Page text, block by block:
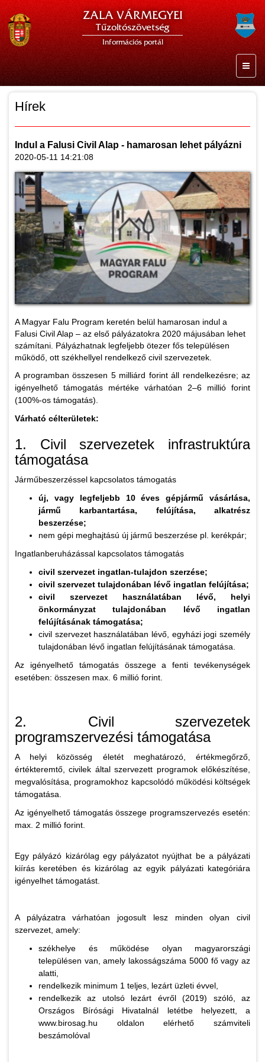
ZALA VÁRMEGYEI
Tűzoltószövetség
Információs portál
Hírek
Indul a Falusi Civil Alap - hamarosan lehet pályázni
2020-05-11 14:21:08
A Magyar Falu Program keretén belül hamarosan indul a
Falusi Civil Alap – az első pályázatokra 2020 májusában lehet
számítani. Pályázhatnak legfeljebb ötezer fős településen
működő, ott székhellyel rendelkező civil szervezetek.
A programban összesen 5 milliárd forint áll rendelkezésre; az
igényelhető támogatás mértéke várhatóan 2–6 millió forint
(100%-os támogatás).
Várható célterületek:
1. Civil szervezetek infrastruktúra
támogatása
Járműbeszerzéssel kapcsolatos támogatás
új, vagy legfeljebb 10 éves gépjármű vásárlása,
jármű karbantartása, felújítása, alkatrész
beszerzése;
nem gépi meghajtású új jármű beszerzése pl. kerékpár;
Ingatlanberuházással kapcsolatos támogatás
civil szervezet ingatlan-tulajdon szerzése;
civil szervezet tulajdonában lévő ingatlan felújítása;
civil szervezet használatában lévő, helyi
önkormányzat tulajdonában lévő ingatlan
felújításának támogatása;
civil szervezet használatában lévő, egyházi jogi személy
tulajdonában lévő ingatlan felújításának támogatása.
Az igényelhető támogatás összege a fenti tevékenységek
esetében: összesen max. 6 millió forint.
2. Civil szervezetek
programszervezési támogatása
A helyi közösség életét meghatározó, értékmegőrző,
értékteremtő, civilek által szervezett programok előkészítése,
megvalósítása, programokhoz kapcsolódó működési költségek
támogatása.
Az igényelhető támogatás összege programszervezés esetén:
max. 2 millió forint.
Egy pályázó kizárólag egy pályázatot nyújthat be a pályázati
kiírás keretében és kizárólag az egyik pályázati kategóriára
igényelhet támogatást.
A pályázatra várhatóan jogosult lesz minden olyan civil
szervezet, amely:
székhelye és működése olyan magyarországi
településen van, amely lakosságszáma 5000 fő vagy az
alatti,
rendelkezik minimum 1 teljes, lezárt üzleti évvel,
rendelkezik az utolsó lezárt évről (2019) szóló, az
Országos Bírósági Hivatalnál letétbe helyezett, a
www.birosag.hu oldalon elérhető számviteli
beszámolóval